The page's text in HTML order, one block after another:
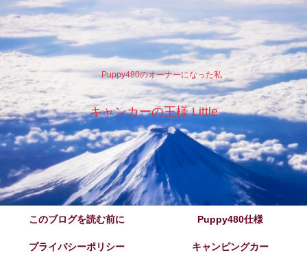
Puppy480のオーナーになった私
キャンカーの王様 Little
このブログを読む前に Puppy480仕様
プライバシーポリシー キャンピングカー